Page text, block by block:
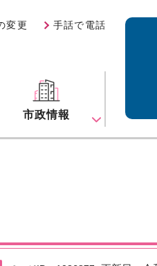
変更 手話で電話
市政情報